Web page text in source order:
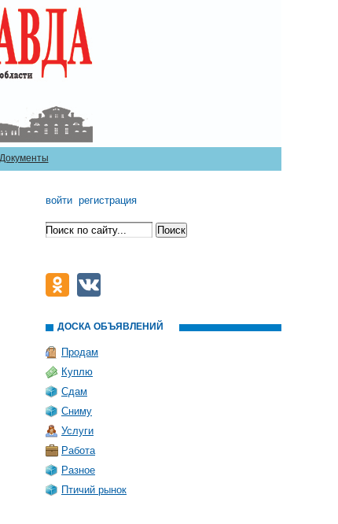
Документы
войти регистрация
ДОСКА ОБЪЯВЛЕНИЙ
Продам
Куплю
Сдам
Сниму
Услуги
Работа
Разное
Птичий рынок